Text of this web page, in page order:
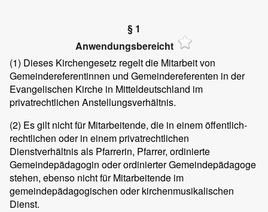
§ 1
Anwendungsbereicht
(1) Dieses Kirchengesetz regelt die Mitarbeit von
Gemeindereferentinnen und Gemeindereferenten in der
Evangelischen Kirche in Mitteldeutschland im
privatrechtlichen Anstellungsverhältnis.
(2) Es gilt nicht für Mitarbeitende, die in einem öffentlich-
rechtlichen oder in einem privatrechtlichen
Dienstverhältnis als Pfarrerin, Pfarrer, ordinierte
Gemeindepädagogin oder ordinierter Gemeindepädagoge
stehen, ebenso nicht für Mitarbeitende im
gemeindepädagogischen oder kirchenmusikalischen
Dienst.